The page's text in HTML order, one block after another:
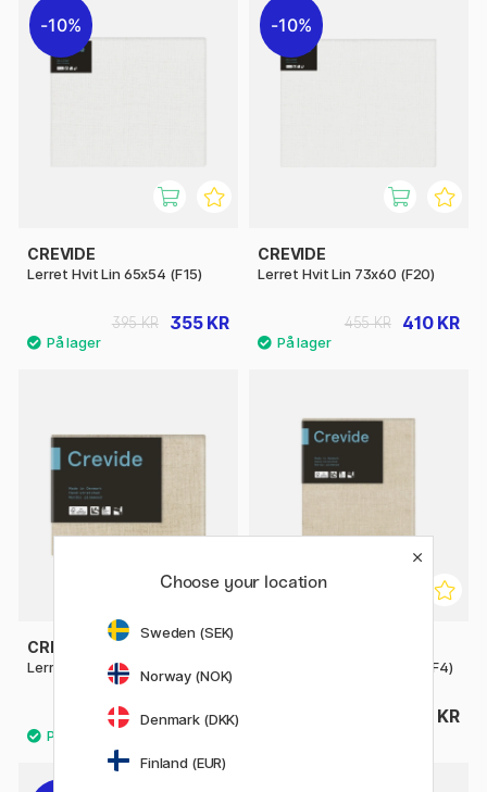
10%
CREVIDE
Lerret Hvit Lin 65x54 (F15)
355 KR
395 KR
10%
CREVIDE
Lerret Hvit Lin 73x60 (F20)
410 KR
455 KR
CREVIDE
Lerret Naturlig Lin 24x19 (F2)
125 KR
Lerret Naturlig Lin 24x33 (F4)
169 KR
Choose your location
Sweden (SEK)
Norway (NOK)
Denmark (DKK)
Finland (EUR)